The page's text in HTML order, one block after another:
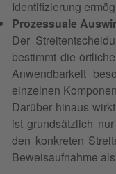
Identifizierung
Prozessuale
Der
bestimmt die
Anwendbarkeit
einzelnen
Darüber hinaus
ist grundsätzlich
den konkreten
Beweisaufnahme